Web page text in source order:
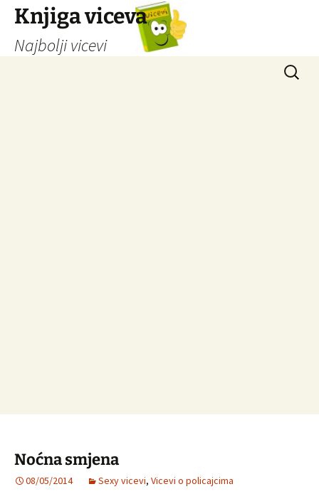
Knjiga viceva
Najbolji vicevi
Noćna smjena
08/05/2014 Sexy vicevi, Vicevi o policajcima